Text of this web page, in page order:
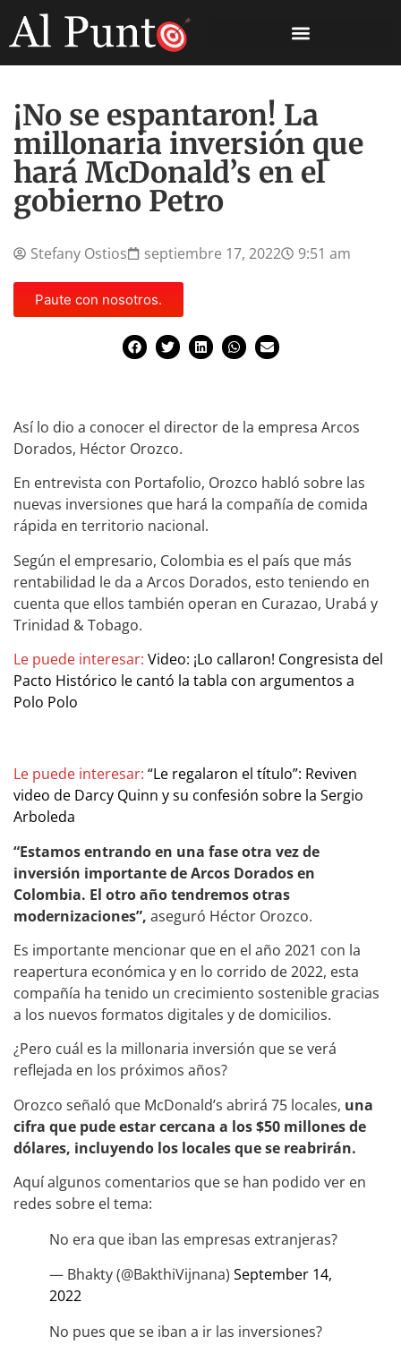
¡No se espantaron! La
millonaria inversión que
hará McDonald’s en el
gobierno Petro
Stefany Ostios septiembre 17, 2022 9:51 am
Paute con nosotros.
Así lo dio a conocer el director de la empresa Arcos
Dorados, Héctor Orozco.
En entrevista con Portafolio, Orozco habló sobre las
nuevas inversiones que hará la compañía de comida
rápida en territorio nacional.
Según el empresario, Colombia es el país que más
rentabilidad le da a Arcos Dorados, esto teniendo en
cuenta que ellos también operan en Curazao, Urabá y
Trinidad & Tobago.
Le puede interesar: Video: ¡Lo callaron! Congresista del
Pacto Histórico le cantó la tabla con argumentos a
Polo Polo
Le puede interesar: “Le regalaron el título”: Reviven
video de Darcy Quinn y su confesión sobre la Sergio
Arboleda
“Estamos entrando en una fase otra vez de
inversión importante de Arcos Dorados en
Colombia. El otro año tendremos otras
modernizaciones”, aseguró Héctor Orozco.
Es importante mencionar que en el año 2021 con la
reapertura económica y en lo corrido de 2022, esta
compañía ha tenido un crecimiento sostenible gracias
a los nuevos formatos digitales y de domicilios.
¿Pero cuál es la millonaria inversión que se verá
reflejada en los próximos años?
Orozco señaló que McDonald’s abrirá 75 locales, una
cifra que pude estar cercana a los $50 millones de
dólares, incluyendo los locales que se reabrirán.
Aquí algunos comentarios que se han podido ver en
redes sobre el tema:
No era que iban las empresas extranjeras?
— Bhakty (@BakthiVijnana) September 14,
2022
No pues que se iban a ir las inversiones?